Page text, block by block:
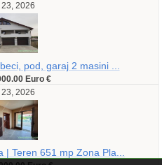
2026
pod, garaj 2 masini ...
Euro €
2026
Teren 651 mp Zona Pla...